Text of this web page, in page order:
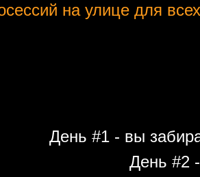
на улице для
День #1 - вы
День #2